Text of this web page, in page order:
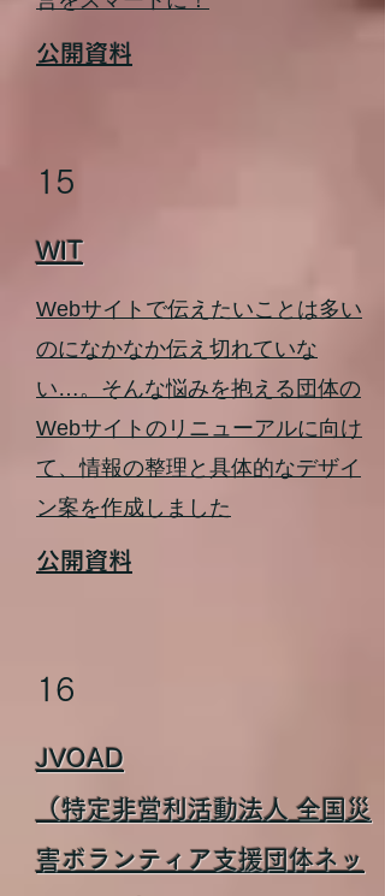
公開資料
15
WIT
Webサイトで伝えたいことは多い
のになかなか伝え切れていな
い…。そんな悩みを抱える団体の
Webサイトのリニューアルに向け
て、情報の整理と具体的なデザイ
ン案を作成しました
公開資料
16
JVOAD
（特定非営利活動法人 全国災
害ボランティア支援団体ネッ